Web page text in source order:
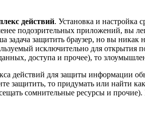
действий. Установка и настройка
подозрительных приложений, вы
задача защитить браузер, но вы
исключительно для открытия
доступа и прочее), то
действий для защиты информации
защитить, то придумать или найти
сомнительные ресурсы и